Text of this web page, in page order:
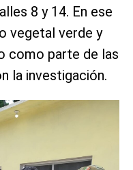
8 y 14. En ese
vegetal verde y
como parte de las
la investigación.